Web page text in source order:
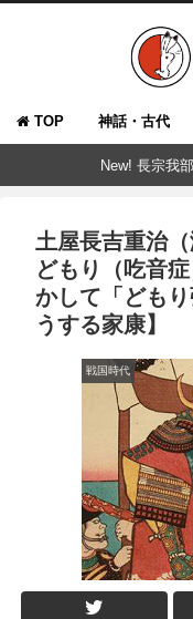
TOP 神話・古代
New! 長宗我
土屋長吉重治
どもり（吃音
かして「ども
うする家康】
戦国時代